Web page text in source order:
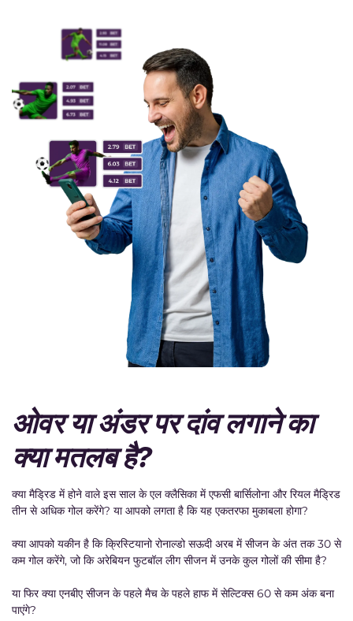
ओवर या अंडर पर दांव लगाने का
क्या मतलब है?
क्या मैड्रिड में होने वाले इस साल के एल क्लैसिका में एफसी बार्सिलोना और रियल मैड्रिड
तीन से अधिक गोल करेंगे? या आपको लगता है कि यह एकतरफा मुकाबला होगा?
क्या आपको यकीन है कि क्रिस्टियानो रोनाल्डो सऊदी अरब में सीजन के अंत तक 30 से
कम गोल करेंगे, जो कि अरेबियन फुटबॉल लीग सीजन में उनके कुल गोलों की सीमा है?
या फिर क्या एनबीए सीजन के पहले मैच के पहले हाफ में सेल्टिक्स 60 से कम अंक बना
पाएंगे?